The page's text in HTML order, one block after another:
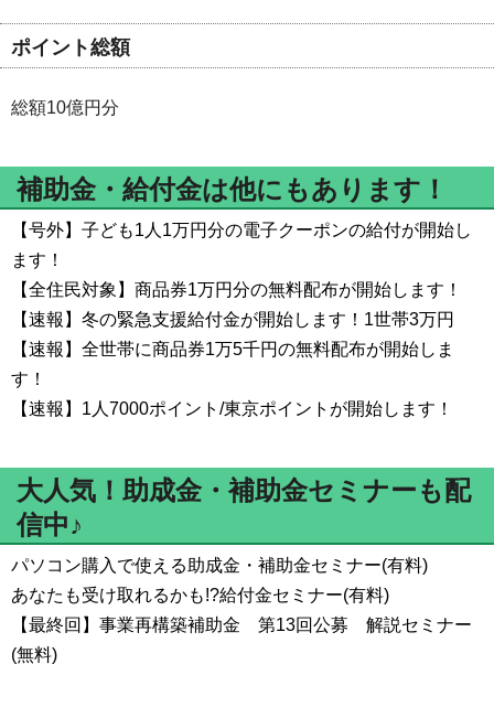
ポイント総額
総額10億円分
補助金・給付金は他にもあります！
【号外】子ども1人1万円分の電子クーポンの給付が開始し
ます！
【全住民対象】商品券1万円分の無料配布が開始します！
【速報】冬の緊急支援給付金が開始します！1世帯3万円
【速報】全世帯に商品券1万5千円の無料配布が開始しま
す！
【速報】1人7000ポイント/東京ポイントが開始します！
大人気！助成金・補助金セミナーも配
信中♪
パソコン購入で使える助成金・補助金セミナー(有料)
あなたも受け取れるかも!?給付金セミナー(有料)
【最終回】事業再構築補助金 第13回公募 解説セミナー
(無料)